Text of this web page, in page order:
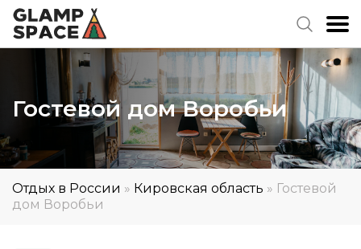
Гостевой дом Воробьи
Отдых в России » Кировская область » Гостевой
дом Воробьи